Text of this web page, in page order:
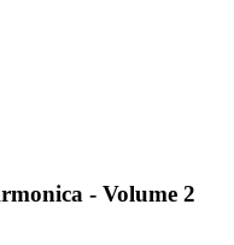
- Volume 2